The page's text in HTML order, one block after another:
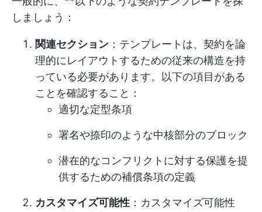
しましょう：
関連セクション ：テンプレートは、契約を論
理的にレイアウトするための従来の構造を持
っている必要があります。以下の項目がある
ことを確認すること：
適切な定型条項
署名や捺印のような中核部分のブロック
潜在的なコンフリクトに対する保護を提
供するための補償条項の定義
カスタマイズ可能性 ：カスタマイズ可能性